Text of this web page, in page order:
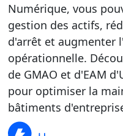
Numérique, vous
gestion des actifs,
d'arrêt et augmenter
opérationnelle.
de GMAO et d'EAM
pour optimiser la
bâtiments